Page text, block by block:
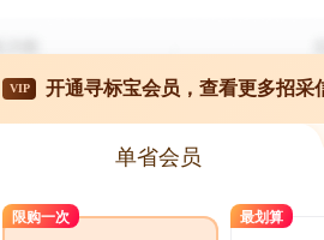
VIP 开通寻标宝会员，查看更多招采
单省会员
限购一次 最划算